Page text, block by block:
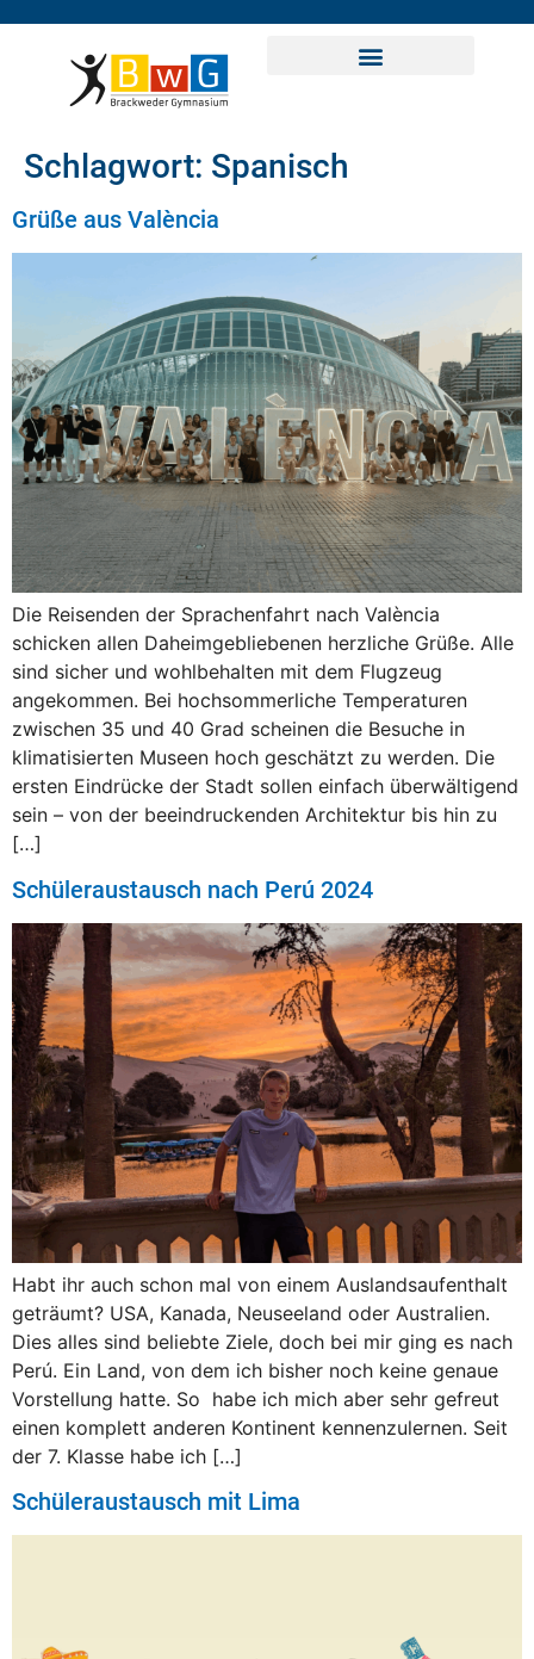
Schlagwort: Spanisch
Grüße aus València
Die Reisenden der Sprachenfahrt nach València
schicken allen Daheimgebliebenen herzliche Grüße. Alle
sind sicher und wohlbehalten mit dem Flugzeug
angekommen. Bei hochsommerliche Temperaturen
zwischen 35 und 40 Grad scheinen die Besuche in
klimatisierten Museen hoch geschätzt zu werden. Die
ersten Eindrücke der Stadt sollen einfach überwältigend
sein – von der beeindruckenden Architektur bis hin zu
[…]
Schüleraustausch nach Perú 2024
Habt ihr auch schon mal von einem Auslandsaufenthalt
geträumt? USA, Kanada, Neuseeland oder Australien.
Dies alles sind beliebte Ziele, doch bei mir ging es nach
Perú. Ein Land, von dem ich bisher noch keine genaue
Vorstellung hatte. So habe ich mich aber sehr gefreut
einen komplett anderen Kontinent kennenzulernen. Seit
der 7. Klasse habe ich […]
Schüleraustausch mit Lima